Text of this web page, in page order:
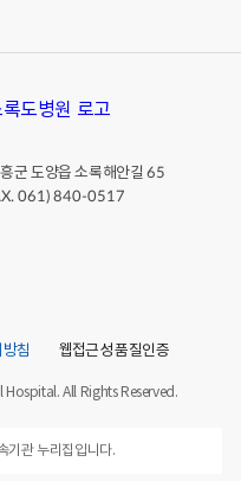
군 도양읍 소록해안길65
061) 840-0517
침 웹접근성 품질인증
All Rights Reserved.
기관 누리집입니다.